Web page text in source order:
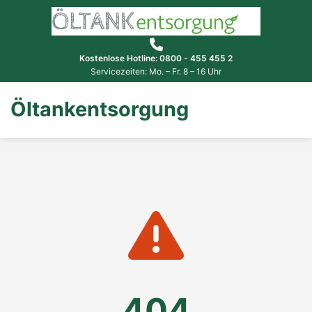
Kostenlose Hotline: 0800 - 455 455 2
Servicezeiten: Mo. – Fr. 8 – 16 Uhr
Öltankentsorgung